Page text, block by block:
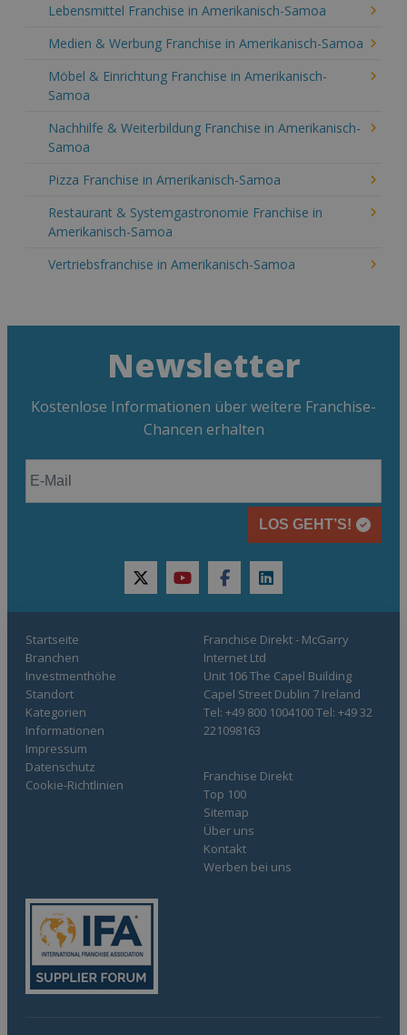
Lebensmittel Franchise in Amerikanisch-Samoa
Medien & Werbung Franchise in Amerikanisch-Samoa
Möbel & Einrichtung Franchise in Amerikanisch-
Samoa
Nachhilfe & Weiterbildung Franchise in Amerikanisch-
Samoa
Pizza Franchise in Amerikanisch-Samoa
Restaurant & Systemgastronomie Franchise in
Amerikanisch-Samoa
Vertriebsfranchise in Amerikanisch-Samoa
Newsletter
Kostenlose Informationen über weitere Franchise-
Chancen erhalten
LOS GEHT’S!
twitteryoutubefacebooklinkedin
Startseite
Branchen
Investmenthöhe
Standort
Kategorien
Informationen
Franchise Direkt
Top 100
Sitemap
Über uns
Kontakt
Werben bei uns
Impressum
Datenschutz
Cookie-Richtlinien
Franchise Direkt - McGarry
Internet Ltd
Unit 106 The Capel Building
Capel Street Dublin 7 Ireland
Tel: +49 800 1004100 Tel: +49 32
221098163